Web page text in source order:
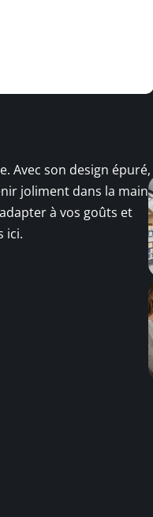
Avec son design épuré,
joliment dans la main
à vos goûts et
ici.